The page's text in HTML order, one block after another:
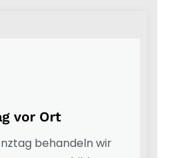
vor Ort
behandeln wir